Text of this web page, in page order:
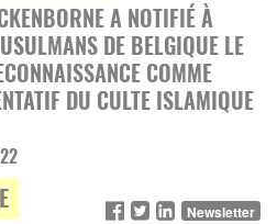
A NOTIFIÉ À
DE BELGIQUE LE
COMME
DU CULTE ISLAMIQUE
Newsletter